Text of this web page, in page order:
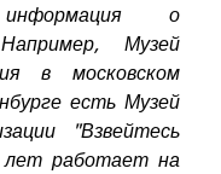
о
Музей
в московском
есть Музей
"Взвейтесь
работает на